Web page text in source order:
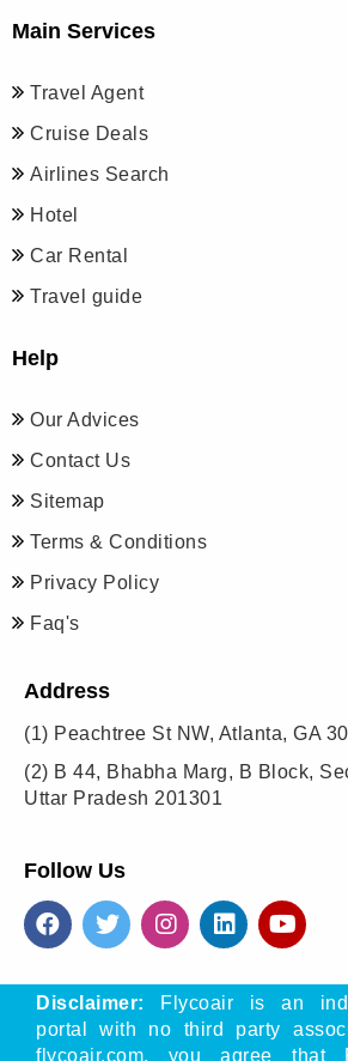
Main Services
Travel Agent
Cruise Deals
Airlines Search
Hotel
Car Rental
Travel guide
Help
Our Advices
Contact Us
Sitemap
Terms & Conditions
Privacy Policy
Faq's
Address
(1) Peachtree St NW, Atlanta, GA
(2) B 44, Bhabha Marg, B Block,
Uttar Pradesh 201301
Follow Us
Disclaimer: Flycoair is an
portal with no third party
flycoair.com, you agree that